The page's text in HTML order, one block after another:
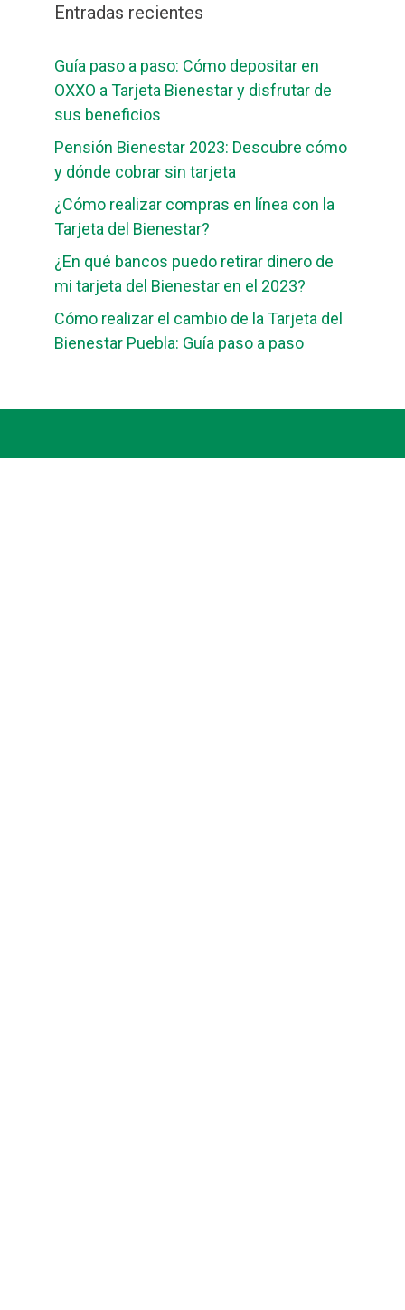
Entradas recientes
Guía paso a paso: Cómo depositar en
OXXO a Tarjeta Bienestar y disfrutar de
sus beneficios
Pensión Bienestar 2023: Descubre cómo
y dónde cobrar sin tarjeta
¿Cómo realizar compras en línea con la
Tarjeta del Bienestar?
¿En qué bancos puedo retirar dinero de
mi tarjeta del Bienestar en el 2023?
Cómo realizar el cambio de la Tarjeta del
Bienestar Puebla: Guía paso a paso